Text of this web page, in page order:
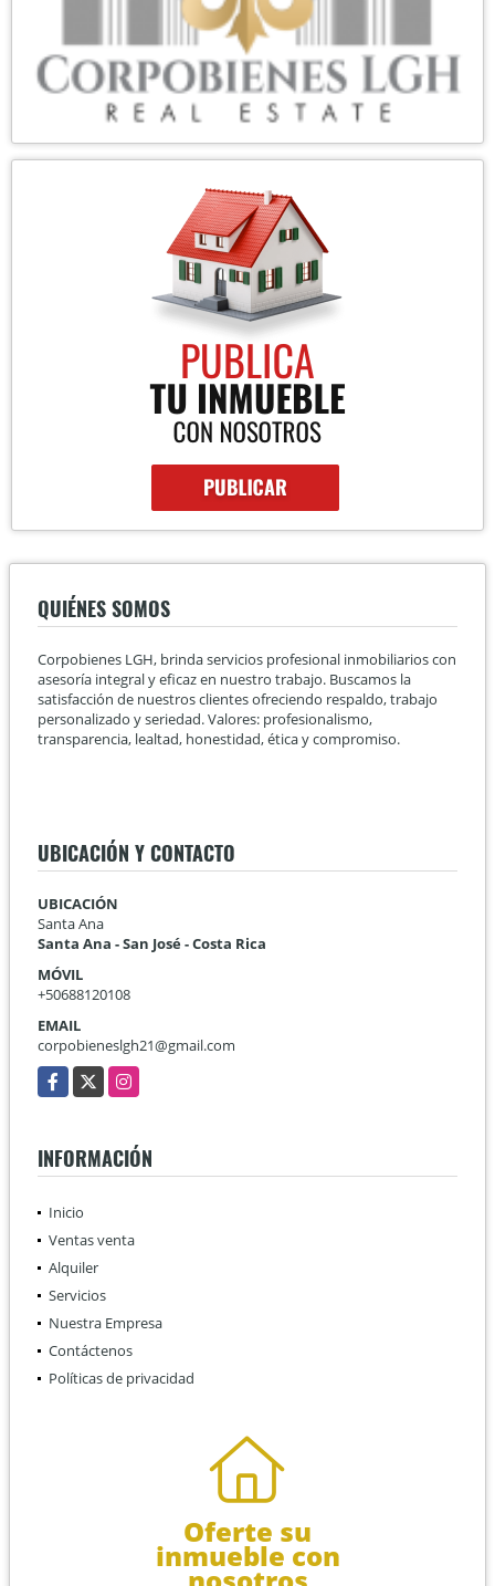
QUIÉNES SOMOS
Corpobienes LGH, brinda servicios profesional inmobiliarios con
asesoría integral y eficaz en nuestro trabajo. Buscamos la
satisfacción de nuestros clientes ofreciendo respaldo, trabajo
personalizado y seriedad. Valores: profesionalismo,
transparencia, lealtad, honestidad, ética y compromiso.
UBICACIÓN Y CONTACTO
UBICACIÓN
Santa Ana
Santa Ana - San José - Costa Rica
MÓVIL
+50688120108
EMAIL
corpobieneslgh21@gmail.com
Facebook
X Instagram
INFORMACIÓN
Inicio
Ventas venta
Alquiler
Servicios
Nuestra Empresa
Contáctenos
Políticas de privacidad
Oferte su
inmueble con